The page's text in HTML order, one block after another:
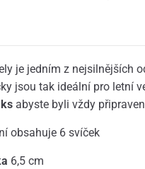
je jedním z nejsilnějších
jsou tak ideální pro letní
abyste byli vždy
obsahuje 6 svíček
6,5 cm